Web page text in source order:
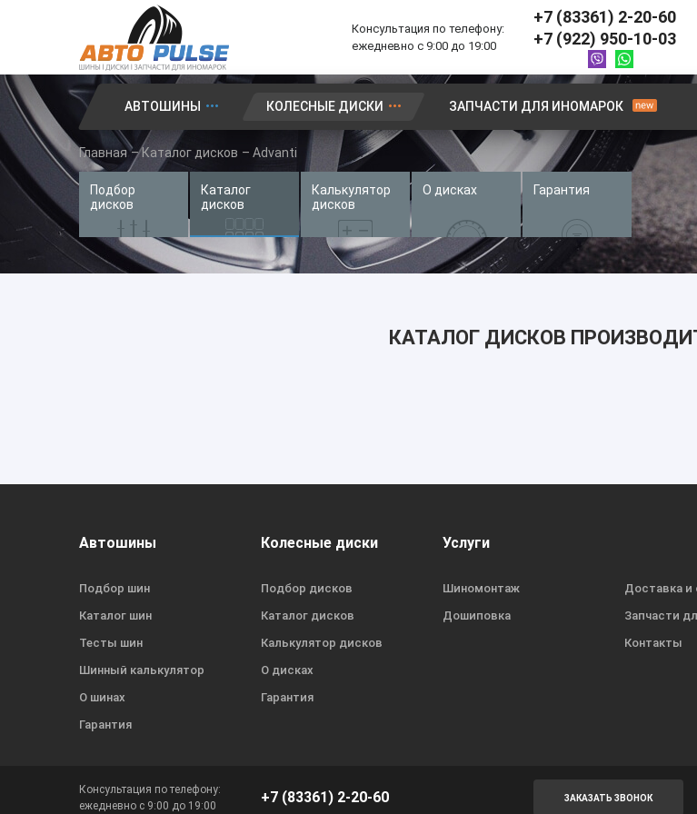
Консультация по телефону:
ежедневно с 9:00 до 19:00
+7 (83361) 2-20-60
+7 (922) 950-10-03
Автошины
Колесные диски
Запчасти для иномарок
Услуги
Доставка и оплата
АВТОШИНЫ КОЛЕСНЫЕ ДИСКИ ЗАПЧАСТИ ДЛЯ ИНОМАРОК
Главная –Каталог дисков – Advanti
Подбор
дисков
Каталог
дисков
Калькулятор
дисков
О дисках Гарантия
КАТАЛОГ ДИСКОВ
Автошины
Подбор шин
Каталог шин
Тесты шин
Шинный калькулятор
О шинах
Гарантия
Колесные диски
Подбор дисков
Каталог дисков
Калькулятор дисков
О дисках
Гарантия
Услуги
Шиномонтаж
Дошиповка
Доставка и
Запчасти
Контакты
Консультация по телефону:
ежедневно с 9:00 до 19:00
+7 (83361) 2-20-60 ЗАКАЗАТЬ ЗВОНОК